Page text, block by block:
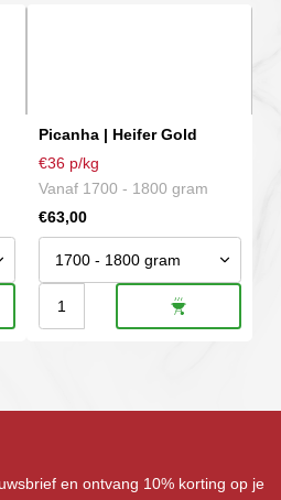
Picanha | Heifer Gold
€36 p/kg
Vanaf 1700 - 1800 gram
€63,00
Picanha
|
variaties.
Deze
optie
gekozen
worden
op
productpagina
en ontvang 10% korting op je